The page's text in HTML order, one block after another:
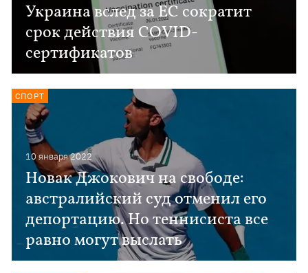
Украина вслед за ЕС сократит
срок действия COVID-
сертификатов
10 января 2022
Новак Джокович на свободе:
австралийский суд отменил его
депортацию. Но теннисиста все
равно могут выслать
СПОРТ